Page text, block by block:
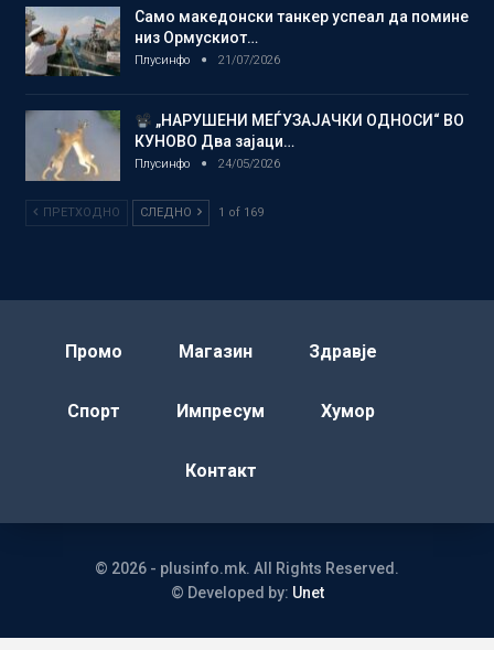
Само македонски танкер успеал да помине
низ Ормускиот…
Плусинфо 21/07/2026
„НАРУШЕНИ МЕЃУЗАЈАЧКИ ОДНОСИ“ ВО
КУНОВО Два зајаци…
Плусинфо 24/05/2026
ПРЕТХОДНО СЛЕДНО 1 of 169
Промо Магазин Здравје
Спорт Импресум Хумор
Контакт
© 2026 - plusinfo.mk. All Rights Reserved.
© Developed by: Unet